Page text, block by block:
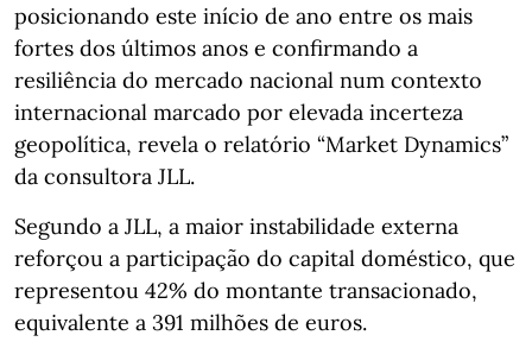
posicionando este início de ano entre os mais
fortes dos últimos anos e confirmando a
resiliência do mercado nacional num contexto
internacional marcado por elevada incerteza
geopolítica, revela o relatório “Market Dynamics”
da consultora JLL.
Segundo a JLL, a maior instabilidade externa
reforçou a participação do capital doméstico, que
representou 42% do montante transacionado,
equivalente a 391 milhões de euros.